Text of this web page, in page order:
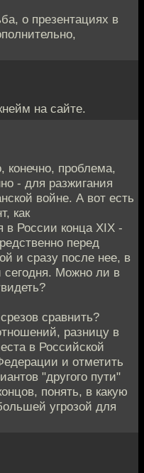
о презентациях в
на сайте.
конечно, проблема,
- для разжигания
войне. А вот есть
как
России конца XIX -
перед
и сразу после нее, в
сегодня. Можно ли в
сравнить?
разницу в
в Российской
и отметить
"другого пути"
понять, в какую
угрозой для